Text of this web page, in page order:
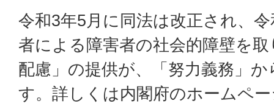
令和3年5月に同法は改正され、
者による障害者の社会的障壁を
配慮」の提供が、「努力義務」
す。詳しくは内閣府のホームペ